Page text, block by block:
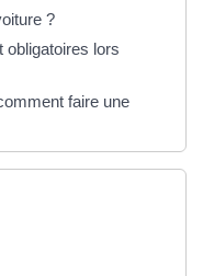
?
obligatoires lors
faire une